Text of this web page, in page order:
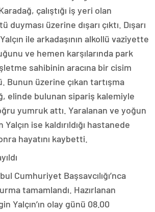
çalıştığı iş yeri olan
üzerine dışarı çıktı. Dışarı
ile arkadaşının alkollü vaziyette
ve hemen karşılarında park
sahibinin aracına bir cisim
Bunun üzerine çıkan tartışma
elinde bulunan sipariş kalemiyle
yumruk attı. Yaralanan ve yoğun
Yalçın ise kaldırıldığı hastanede
hayatını kaybetti.
Cumhuriyet Başsavcılığı’nca
tamamlandı. Hazırlanan
Yalçın’ın olay günü 08.00